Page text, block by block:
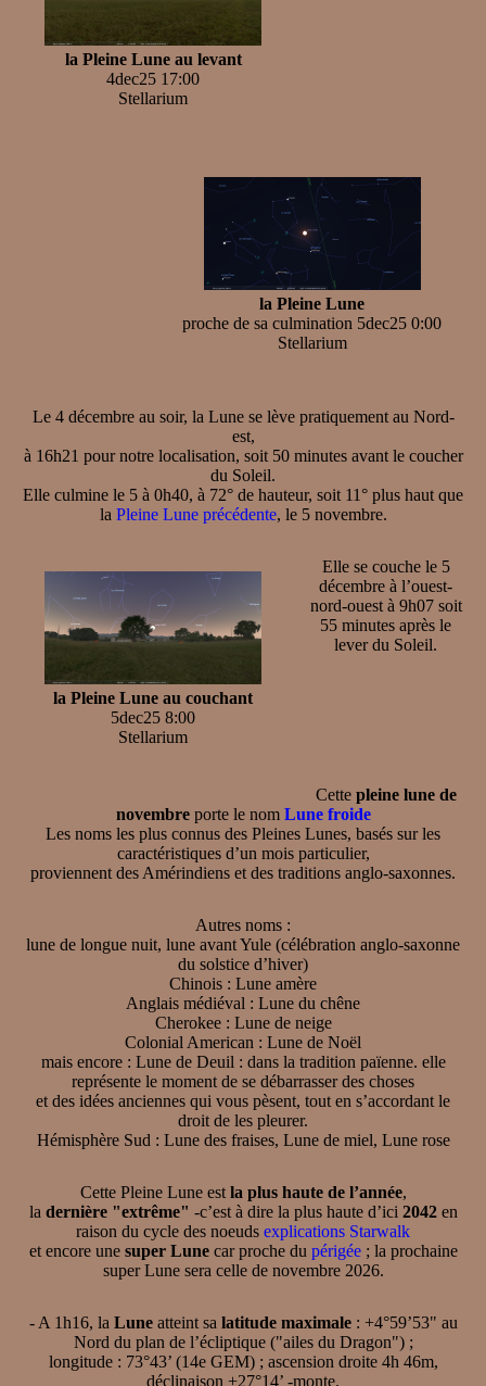
la Pleine Lune au levant
4dec25 17:00
Stellarium
la Pleine Lune
proche de sa culmination 5dec25 0:00
Stellarium
Le 4 décembre au soir, la Lune se lève pratiquement au Nord-
est,
à 16h21 pour notre localisation, soit 50 minutes avant le coucher
du Soleil.
Elle culmine le 5 à 0h40, à 72° de hauteur, soit 11° plus haut que
la Pleine Lune précédente, le 5 novembre.
la Pleine Lune au couchant
5dec25 8:00
Stellarium
Elle se couche le 5
décembre à l’ouest-
nord-ouest à 9h07 soit
55 minutes après le
lever du Soleil.
Cette pleine lune de
novembreporte le nom Lune froide
Les noms les plus connus des Pleines Lunes, basés sur les
caractéristiques d’un mois particulier,
proviennent des Amérindiens et des traditions anglo-saxonnes.
Autres noms :
lune de longue nuit, lune avant Yule (célébration anglo-saxonne
du solstice d’hiver)
Chinois : Lune amère
Anglais médiéval : Lune du chêne
Cherokee : Lune de neige
Colonial American : Lune de Noël
mais encore : Lune de Deuil : dans la tradition païenne. elle
représente le moment de se débarrasser des choses
et des idées anciennes qui vous pèsent, tout en s’accordant le
droit de les pleurer.
Hémisphère Sud : Lune des fraises, Lune de miel, Lune rose
Cette Pleine Lune est la plus haute de l’année,
la dernière "extrême" -c’est à dire la plus haute d’ici 2042en
raison du cycle des noeuds explications Starwalk
et encore une super Lunecar proche du périgée; la prochaine
super Lune sera celle de novembre 2026.
- A 1h16, la Luneatteint sa latitude maximale: +4°59’53" au
Nord du plan de l’écliptique ("ailes du Dragon") ;
longitude : 73°43’ (14e GEM) ; ascension droite 4h 46m,
déclinaison +27°14’ -monte.